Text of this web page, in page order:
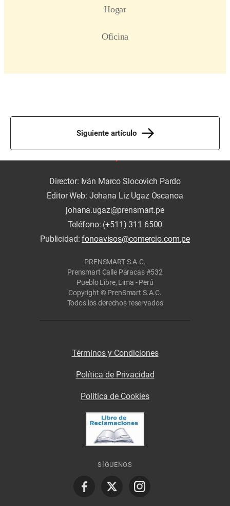
Siguiente artículo
Director: Iván Marco Slocovich Pardo
Editor Web: Johana Liz Ugaz Oscanoa
johana.ugaz@prensmart.pe
Teléfono: (+511) 311 6500
Publicidad:fonoavisos@comercio.com.pe
PRENSMART S.A.C.
Prensmart Calle Paracas #532
Pueblo Libre, Lima - Perú
Copyright © PrenSmart S.A.C.
Todos los derechos reservados
Términos y Condiciones
Política de Privacidad
Politica de Cookies
SÍGUENOS